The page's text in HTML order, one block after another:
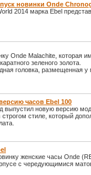
новинки Onde
2014 марка Ebel
Onde Malachite, которая
зеленого золота.
головка, размещенная у
часов Ebel 100
выпустил новую версию
стиле, который
женские часы Onde
с чередующимися